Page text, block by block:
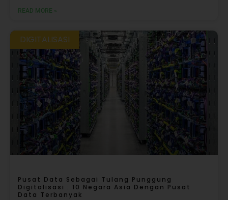
READ MORE »
DIGITALISASI
Pusat Data Sebagai Tulang Punggung
Digitalisasi : 10 Negara Asia Dengan Pusat
Data Terbanyak